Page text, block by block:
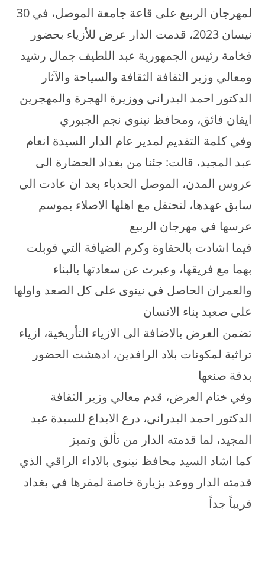
لمهرجان الربيع على قاعة جامعة الموصل، في 30
نيسان 2023، قدمت الدار عرض للأزياء بحضور
فخامة رئيس الجمهورية عبد اللطيف جمال رشيد
ومعالي وزير الثقافة الثقافة والسياحة والآثار
الدكتور احمد البدراني ووزيرة الهجرة والمهجرين
ايفان فائق، ومحافظ نينوى نجم الجبوري
وفي كلمة التقديم لمدير عام الدار السيدة انعام
عبد المجيد، قالت: جئنا من بغداد الحضارة الى
عروس المدن، الموصل الحدباء بعد ان عادت الى
سابق عهدها، لنحتفل مع اهلها الاصلاء بموسم
عرسها في مهرجان الربيع
فيما اشادت بالحفاوة وكرم الضيافة التي قوبلت
بهما مع فريقها، وعبرت عن سعادتها بالبناء
والعمران الحاصل في نينوى على كل الصعد واولها
على صعيد بناء الانسان
تضمن العرض بالاضافة الى الازياء التأريخية، ازياء
تراثية لمكونات بلاد الرافدين، ادهشت الحضور
بدقة صنعها
وفي ختام العرض، قدم معالي وزير الثقافة
الدكتور احمد البدراني، درع الابداع للسيدة عبد
المجيد، لما قدمته الدار من تألق وتميز
كما اشاد السيد محافظ نينوى بالاداء الراقي الذي
قدمته الدار ووعد بزيارة خاصة لمقرها في بغداد
قريباً جداً